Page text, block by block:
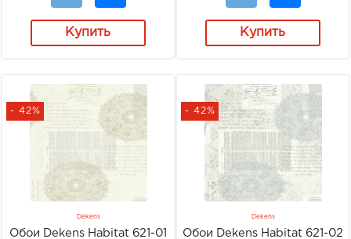
Купить Купить
- 42%
Dekens
Обои Dekens Habitat 621-01
- 42%
Dekens
Обои Dekens Habitat 621-02